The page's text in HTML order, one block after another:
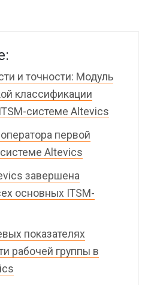
и точности: Модуль
классификации
системе Altevics
первой
Altevics
завершена
основных ITSM-
показателях
рабочей группы в